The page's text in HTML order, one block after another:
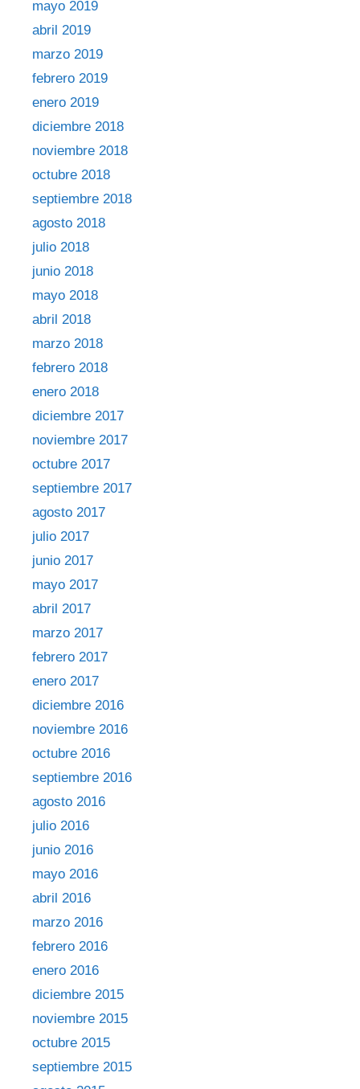
mayo 2019
abril 2019
marzo 2019
febrero 2019
enero 2019
diciembre 2018
noviembre 2018
octubre 2018
septiembre 2018
agosto 2018
julio 2018
junio 2018
mayo 2018
abril 2018
marzo 2018
febrero 2018
enero 2018
diciembre 2017
noviembre 2017
octubre 2017
septiembre 2017
agosto 2017
julio 2017
junio 2017
mayo 2017
abril 2017
marzo 2017
febrero 2017
enero 2017
diciembre 2016
noviembre 2016
octubre 2016
septiembre 2016
agosto 2016
julio 2016
junio 2016
mayo 2016
abril 2016
marzo 2016
febrero 2016
enero 2016
diciembre 2015
noviembre 2015
octubre 2015
septiembre 2015